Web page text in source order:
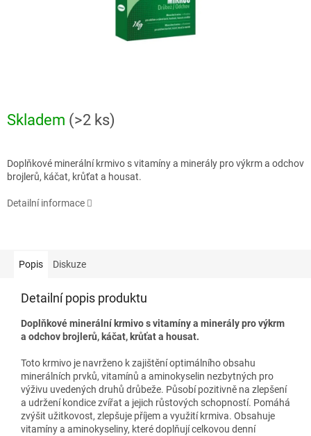
Skladem (>2 ks)
Doplňkové minerální krmivo s vitamíny a minerály pro výkrm a odchov
brojlerů, káčat, krůťat a housat.
Detailní informace
Popis Diskuze
Detailní popis produktu
Doplňkové minerální krmivo s vitamíny a minerály pro výkrm
a odchov brojlerů, káčat, krůťat a housat.
Toto krmivo je navrženo k zajištění optimálního obsahu
minerálních prvků, vitamínů a aminokyselin nezbytných pro
výživu uvedených druhů drůbeže. Působí pozitivně na zlepšení
a udržení kondice zvířat a jejich růstových schopností. Pomáhá
zvýšit užitkovost, zlepšuje příjem a využití krmiva. Obsahuje
vitamíny a aminokyseliny, které doplňují celkovou denní